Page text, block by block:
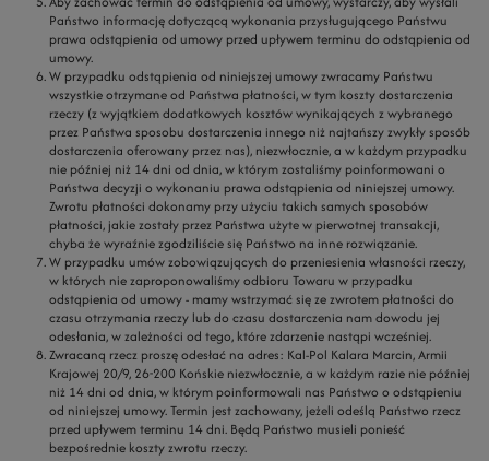
Państwo informację dotyczącą wykonania przysługującego Państwu
prawa odstąpienia od umowy przed upływem terminu do odstąpienia od
umowy.
W przypadku odstąpienia od niniejszej umowy zwracamy Państwu
wszystkie otrzymane od Państwa płatności, w tym koszty dostarczenia
rzeczy (z wyjątkiem dodatkowych kosztów wynikających z wybranego
przez Państwa sposobu dostarczenia innego niż najtańszy zwykły sposób
dostarczenia oferowany przez nas), niezwłocznie, a w każdym przypadku
nie później niż 14 dni od dnia, w którym zostaliśmy poinformowani o
Państwa decyzji o wykonaniu prawa odstąpienia od niniejszej umowy.
Zwrotu płatności dokonamy przy użyciu takich samych sposobów
płatności, jakie zostały przez Państwa użyte w pierwotnej transakcji,
chyba że wyraźnie zgodziliście się Państwo na inne rozwiązanie.
W przypadku umów zobowiązujących do przeniesienia własności rzeczy,
w których nie zaproponowaliśmy odbioru Towaru w przypadku
odstąpienia od umowy - mamy wstrzymać się ze zwrotem płatności do
czasu otrzymania rzeczy lub do czasu dostarczenia nam dowodu jej
odesłania, w zależności od tego, które zdarzenie nastąpi wcześniej.
Zwracaną rzecz proszę odesłać na adres: Kal-Pol Kalara Marcin, Armii
Krajowej 20/9, 26-200 Końskie niezwłocznie, a w każdym razie nie później
niż 14 dni od dnia, w którym poinformowali nas Państwo o odstąpieniu
od niniejszej umowy. Termin jest zachowany, jeżeli odeślą Państwo rzecz
przed upływem terminu 14 dni. Będą Państwo musieli ponieść
bezpośrednie koszty zwrotu rzeczy.